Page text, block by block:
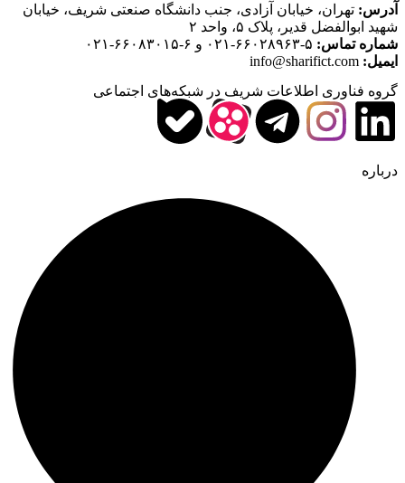
آدرس: تهران، خیابان آزادی، جنب دانشگاه صنعتی شریف، خیابان
شهید ابوالفضل قدیر، پلاک ۵، واحد ۲
شماره تماس:
ایمیل:
گروه فناوری اطلاعات شریف در شبکه‌های اجتماعی
درباره